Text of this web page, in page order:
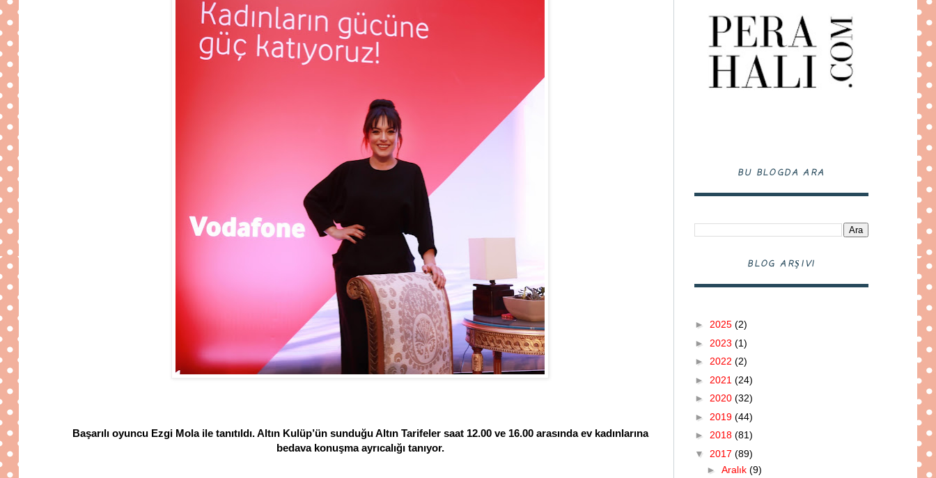
Başarılı oyuncu Ezgi Mola ile tanıtıldı. Altın Kulüp’ün sunduğu Altın Tarifeler saat 12.00 ve 16.00 arasında ev kadınlarına
bedava konuşma ayrıcalığı tanıyor.
BU BLOGDA ARA
BLOG ARŞIVI
► 2025 (2)
► 2023 (1)
► 2022 (2)
► 2021 (24)
► 2020 (32)
► 2019 (44)
► 2018 (81)
▼ 2017 (89)
► Aralık (9)